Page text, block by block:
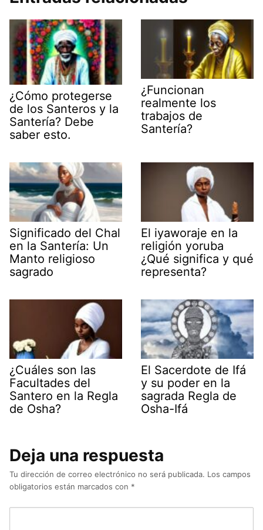
¿Cómo protegerse
de los Santeros y la
Santería? Debe
saber esto.
¿Funcionan
realmente los
trabajos de
Santería?
Significado del Chal
en la Santería: Un
Manto religioso
sagrado
El iyaworaje en la
religión yoruba
¿Qué significa y qué
representa?
¿Cuáles son las
Facultades del
Santero en la Regla
de Osha?
El Sacerdote de Ifá
y su poder en la
sagrada Regla de
Osha-Ifá
Deja una respuesta
Tu dirección de correo electrónico no será publicada. Los campos
obligatorios están marcados con *